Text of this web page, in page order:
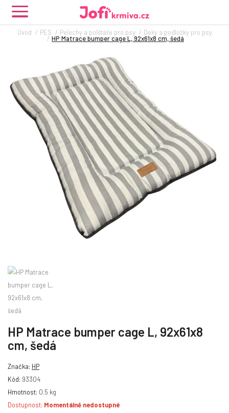
Úvod PES Pelechy a polštáře pro psy Deky a podložky pro psy
HP Matrace bumper cage L, 92x61x8 cm, šedá
HP Matrace bumper cage L, 92x61x8
cm, šedá
Značka: HP
Kód: 93304
Hmotnost: 0.5 kg
Dostupnost: Momentálně nedostupné